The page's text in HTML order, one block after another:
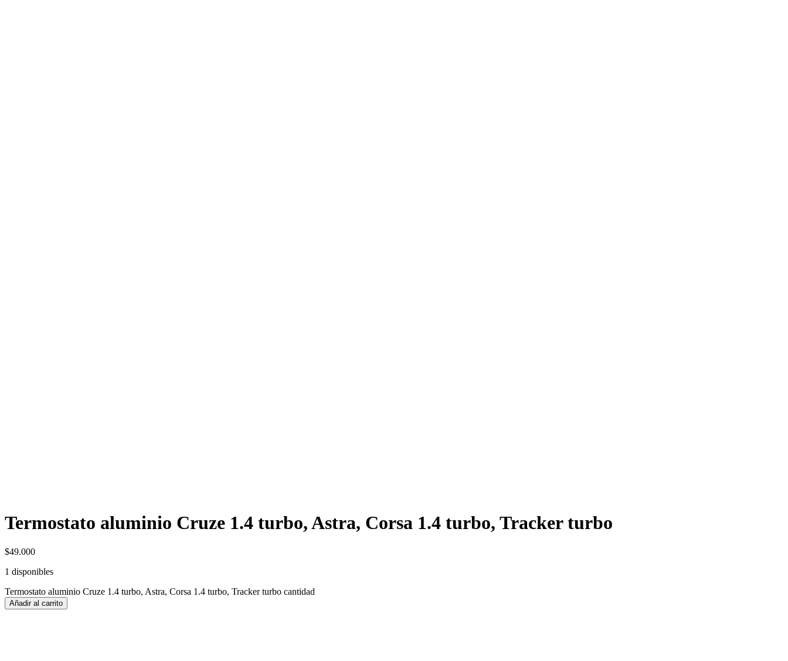
Termostato aluminio Cruze 1.4 turbo, Astra, Corsa 1.4 turbo, Tracker turbo
$49.000
1 disponibles
Termostato aluminio Cruze 1.4 turbo, Astra, Corsa 1.4 turbo, Tracker turbo cantidad
Añadir al carrito